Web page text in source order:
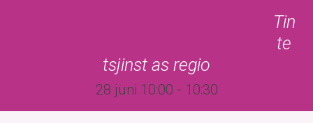
Tin
te
tsjinst as regio
28 juni 10:00 - 10:30